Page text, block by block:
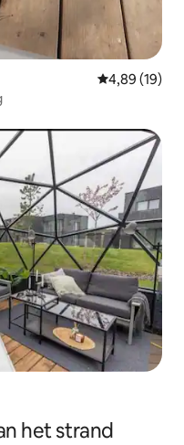
Gemiddelde
4,89 (19)
het strand